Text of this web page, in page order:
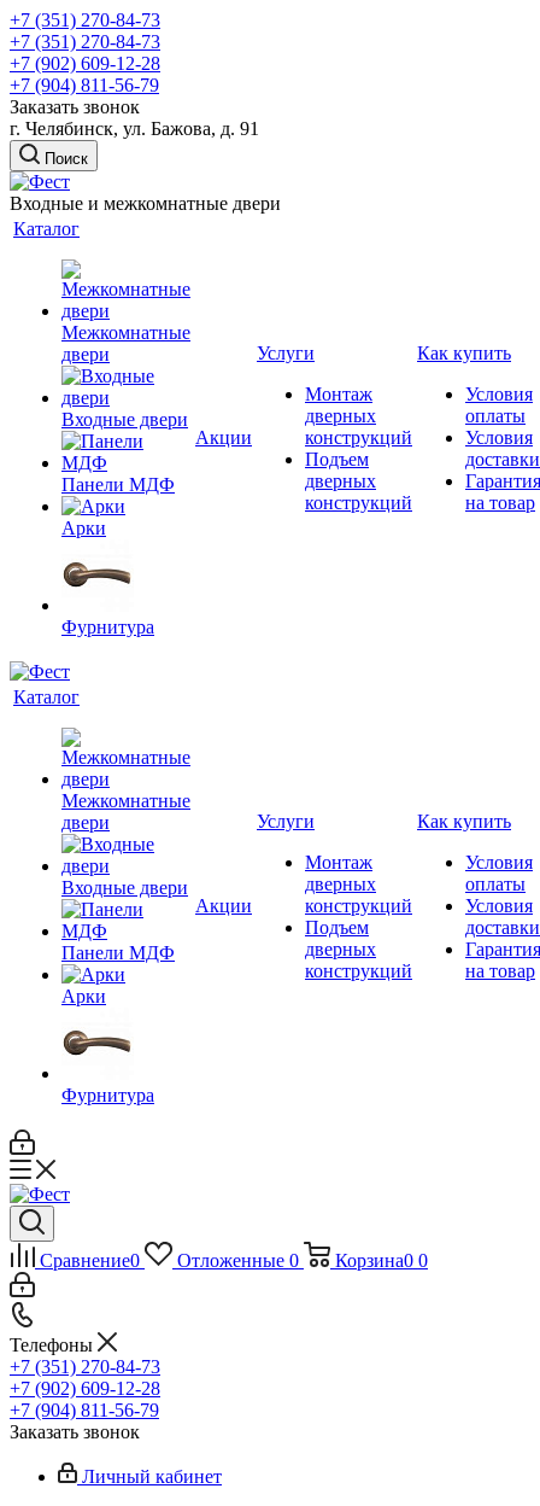
+7 (351) 270-84-73
+7 (351) 270-84-73
+7 (902) 609-12-28
+7 (904) 811-56-79
Заказать звонок
г. Челябинск, ул. Бажова, д. 91
Поиск
Входные и межкомнатные двери
Каталог
Межкомнатные
двери
Входные двери
Панели МДФ
Арки
Фурнитура
Акции
Услуги
Монтаж
дверных
конструкций
Подъем
дверных
конструкций
Как купить
Условия
оплаты
Условия
доставки
Гарантия
на товар
Каталог
Межкомнатные
двери
Входные двери
Панели МДФ
Арки
Фурнитура
Акции
Услуги
Монтаж
дверных
конструкций
Подъем
дверных
конструкций
Как купить
Условия
оплаты
Условия
доставки
Гарантия
на товар
Сравнение0 Отложенные 0 Корзина0 0
Телефоны
+7 (351) 270-84-73
+7 (902) 609-12-28
+7 (904) 811-56-79
Заказать звонок
Личный кабинет